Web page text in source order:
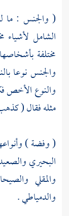
( والجنس : ما
الشامل لأشياء
مختلفة
والجنس نوعا
والنوع الأخص
مثله فقال (
( وفضة )
البحيري
والمقلي
والدمياطي .